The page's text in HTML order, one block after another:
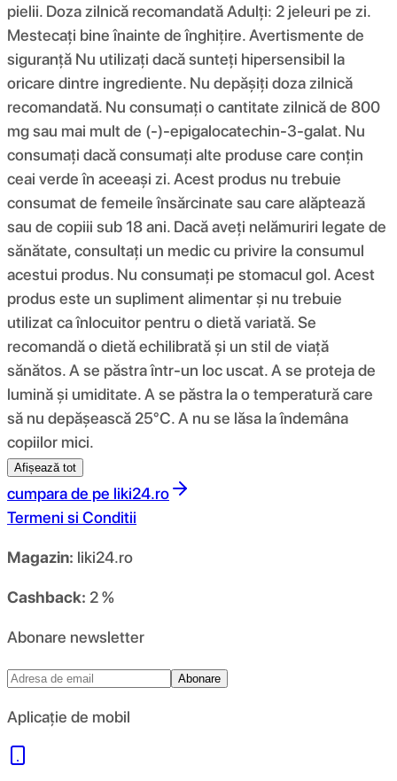
pielii. Doza zilnică recomandată Adulți: 2 jeleuri pe zi.
Mestecați bine înainte de înghițire. Avertismente de
siguranță Nu utilizați dacă sunteți hipersensibil la
oricare dintre ingrediente. Nu depășiți doza zilnică
recomandată. Nu consumați o cantitate zilnică de 800
mg sau mai mult de (-)-epigalocatechin-3-galat. Nu
consumați dacă consumați alte produse care conțin
ceai verde în aceeași zi. Acest produs nu trebuie
consumat de femeile însărcinate sau care alăptează
sau de copiii sub 18 ani. Dacă aveți nelămuriri legate de
sănătate, consultați un medic cu privire la consumul
acestui produs. Nu consumați pe stomacul gol. Acest
produs este un supliment alimentar și nu trebuie
utilizat ca înlocuitor pentru o dietă variată. Se
recomandă o dietă echilibrată și un stil de viață
sănătos. A se păstra într-un loc uscat. A se proteja de
lumină și umiditate. A se păstra la o temperatură care
să nu depășească 25°C. A nu se lăsa la îndemâna
copiilor mici.
Afișează tot
cumpara de pe liki24.ro
Termeni si Conditii
Magazin: liki24.ro
Cashback: 2 %
Abonare newsletter
Abonare
Aplicație de mobil